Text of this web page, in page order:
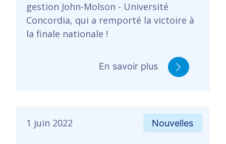
gestion John-Molson - Université
Concordia, qui a remporté la victoire à
la finale nationale !
En savoir plus
Nouvelles
1 juin 2022